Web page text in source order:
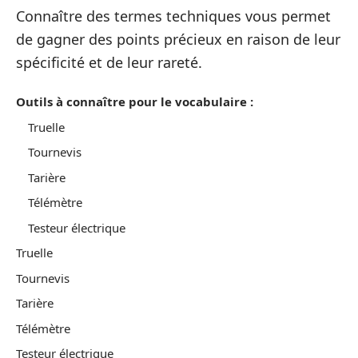
Connaître des termes techniques vous permet
de gagner des points précieux en raison de leur
spécificité et de leur rareté.
Outils à connaître pour le vocabulaire :
Truelle
Tournevis
Tarière
Télémètre
Testeur électrique
Truelle
Tournevis
Tarière
Télémètre
Testeur électrique